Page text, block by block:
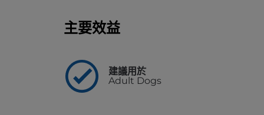
主要效益
建議用於
Adult Dogs